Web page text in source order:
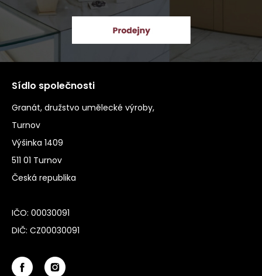
Sídlo společnosti
Granát, družstvo umělecké výroby,
Turnov
Výšinka 1409
511 01 Turnov
Česká republika
IČO: 00030091
DIČ: CZ00030091